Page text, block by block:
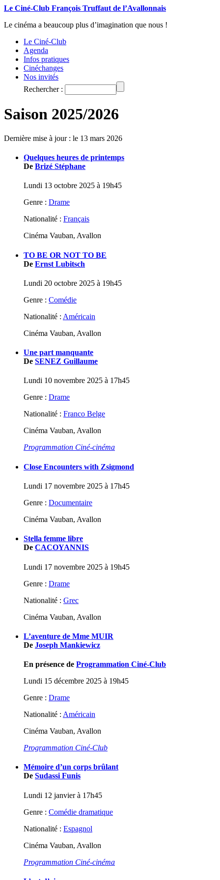
Le Ciné-Club François Truffaut de l’Avallonnais
Le cinéma a beaucoup plus d’imagination que nous !
Le Ciné-Club
Agenda
Infos pratiques
Cinéchanges
Nos invités
Rechercher :
Saison 2025/2026
Dernière mise à jour : le 13 mars 2026
Quelques heures de printemps
De Brizé Stéphane
Lundi 13 octobre 2025 à 19h45
Genre : Drame
Nationalité : Français
Cinéma Vauban, Avallon
TO BE OR NOT TO BE
De Ernst Lubitsch
Lundi 20 octobre 2025 à 19h45
Genre : Comédie
Nationalité : Américain
Cinéma Vauban, Avallon
Une part manquante
De SENEZ Guillaume
Lundi 10 novembre 2025 à 17h45
Genre : Drame
Nationalité : Franco Belge
Cinéma Vauban, Avallon
Programmation Ciné-cinéma
Close Encounters with Zsigmond
Lundi 17 novembre 2025 à 17h45
Genre : Documentaire
Cinéma Vauban, Avallon
Stella femme libre
De CACOYANNIS
Lundi 17 novembre 2025 à 19h45
Genre : Drame
Nationalité : Grec
Cinéma Vauban, Avallon
L’aventure de Mme MUIR
De Joseph Mankiewicz
En présence de Programmation Ciné-Club
Lundi 15 décembre 2025 à 19h45
Genre : Drame
Nationalité : Américain
Cinéma Vauban, Avallon
Programmation Ciné-Club
Mémoire d’un corps brûlant
De Sudassi Funis
Lundi 12 janvier à 17h45
Genre : Comédie dramatique
Nationalité : Espagnol
Cinéma Vauban, Avallon
Programmation Ciné-cinéma